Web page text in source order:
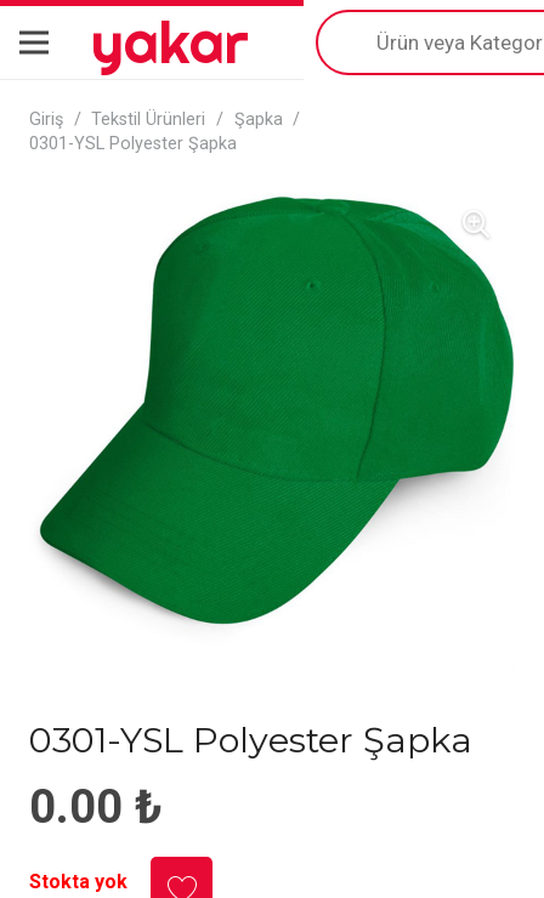
yakar
Products
search
Giriş / Tekstil Ürünleri / Şapka /
0301-YSL Polyester Şapka
0301-YSL Polyester Şapka
0.00 ₺
Stokta yok